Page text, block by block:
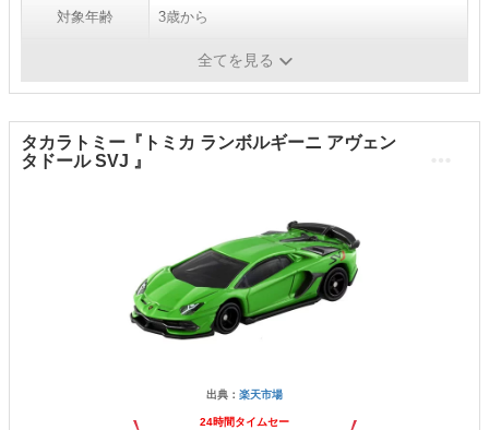
対象年齢 3歳から
〇（単3電池×2）
全てを見る
タカラトミー『トミカ ランボルギーニ アヴェン
タドール SVJ 』
出典： 楽天市場
24時間タイムセー